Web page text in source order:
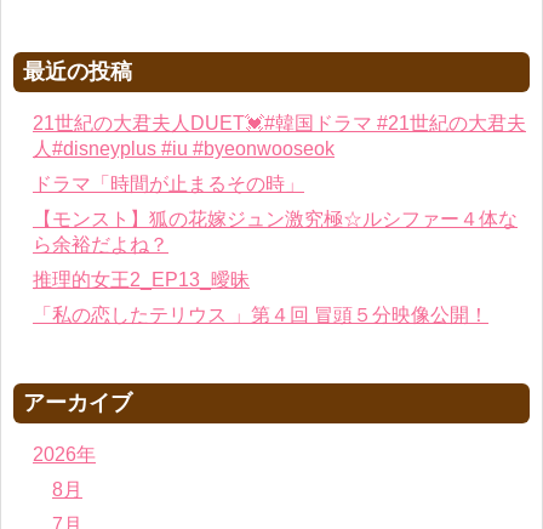
最近の投稿
21世紀の大君夫人DUET💓#韓国ドラマ #21世紀の大君夫
人#disneyplus #iu #byeonwooseok
ドラマ「時間が止まるその時」
【モンスト】狐の花嫁ジュン激究極☆ルシファー４体な
ら余裕だよね？
推理的女王2_EP13_曖昧
「私の恋したテリウス 」第４回 冒頭５分映像公開！
アーカイブ
2026年
8月
7月